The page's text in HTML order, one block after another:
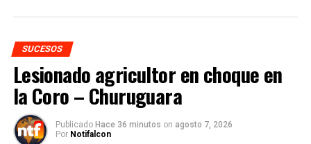
SUCESOS
Lesionado agricultor en choque en
la Coro – Churuguara
Publicado Hace 36 minutos on agosto 7, 2026
Por Notifalcon